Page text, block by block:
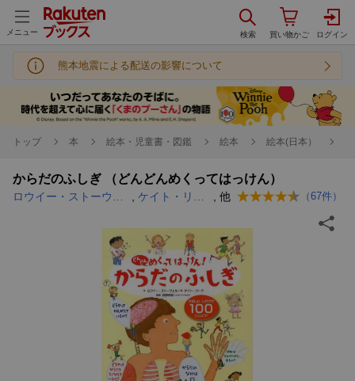
メニュー
熊本地震による配送の影響について
トップ 本 絵本・児童書・図鑑 絵本 絵本(日本）
からだのふしぎ （どんどんめくってはっけん）
, 他 （67件）